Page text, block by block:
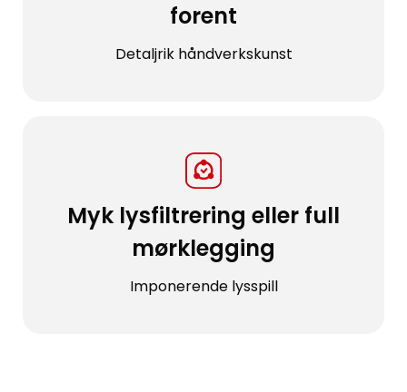
forent
Detaljrik håndverkskunst
Myk lysfiltrering eller full
mørklegging
Imponerende lysspill